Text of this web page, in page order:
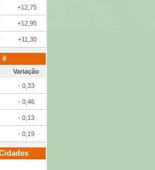
+12,75
+12,95
+11,30
#
Variação
- 0,33
- 0,46
- 0,13
- 0,19